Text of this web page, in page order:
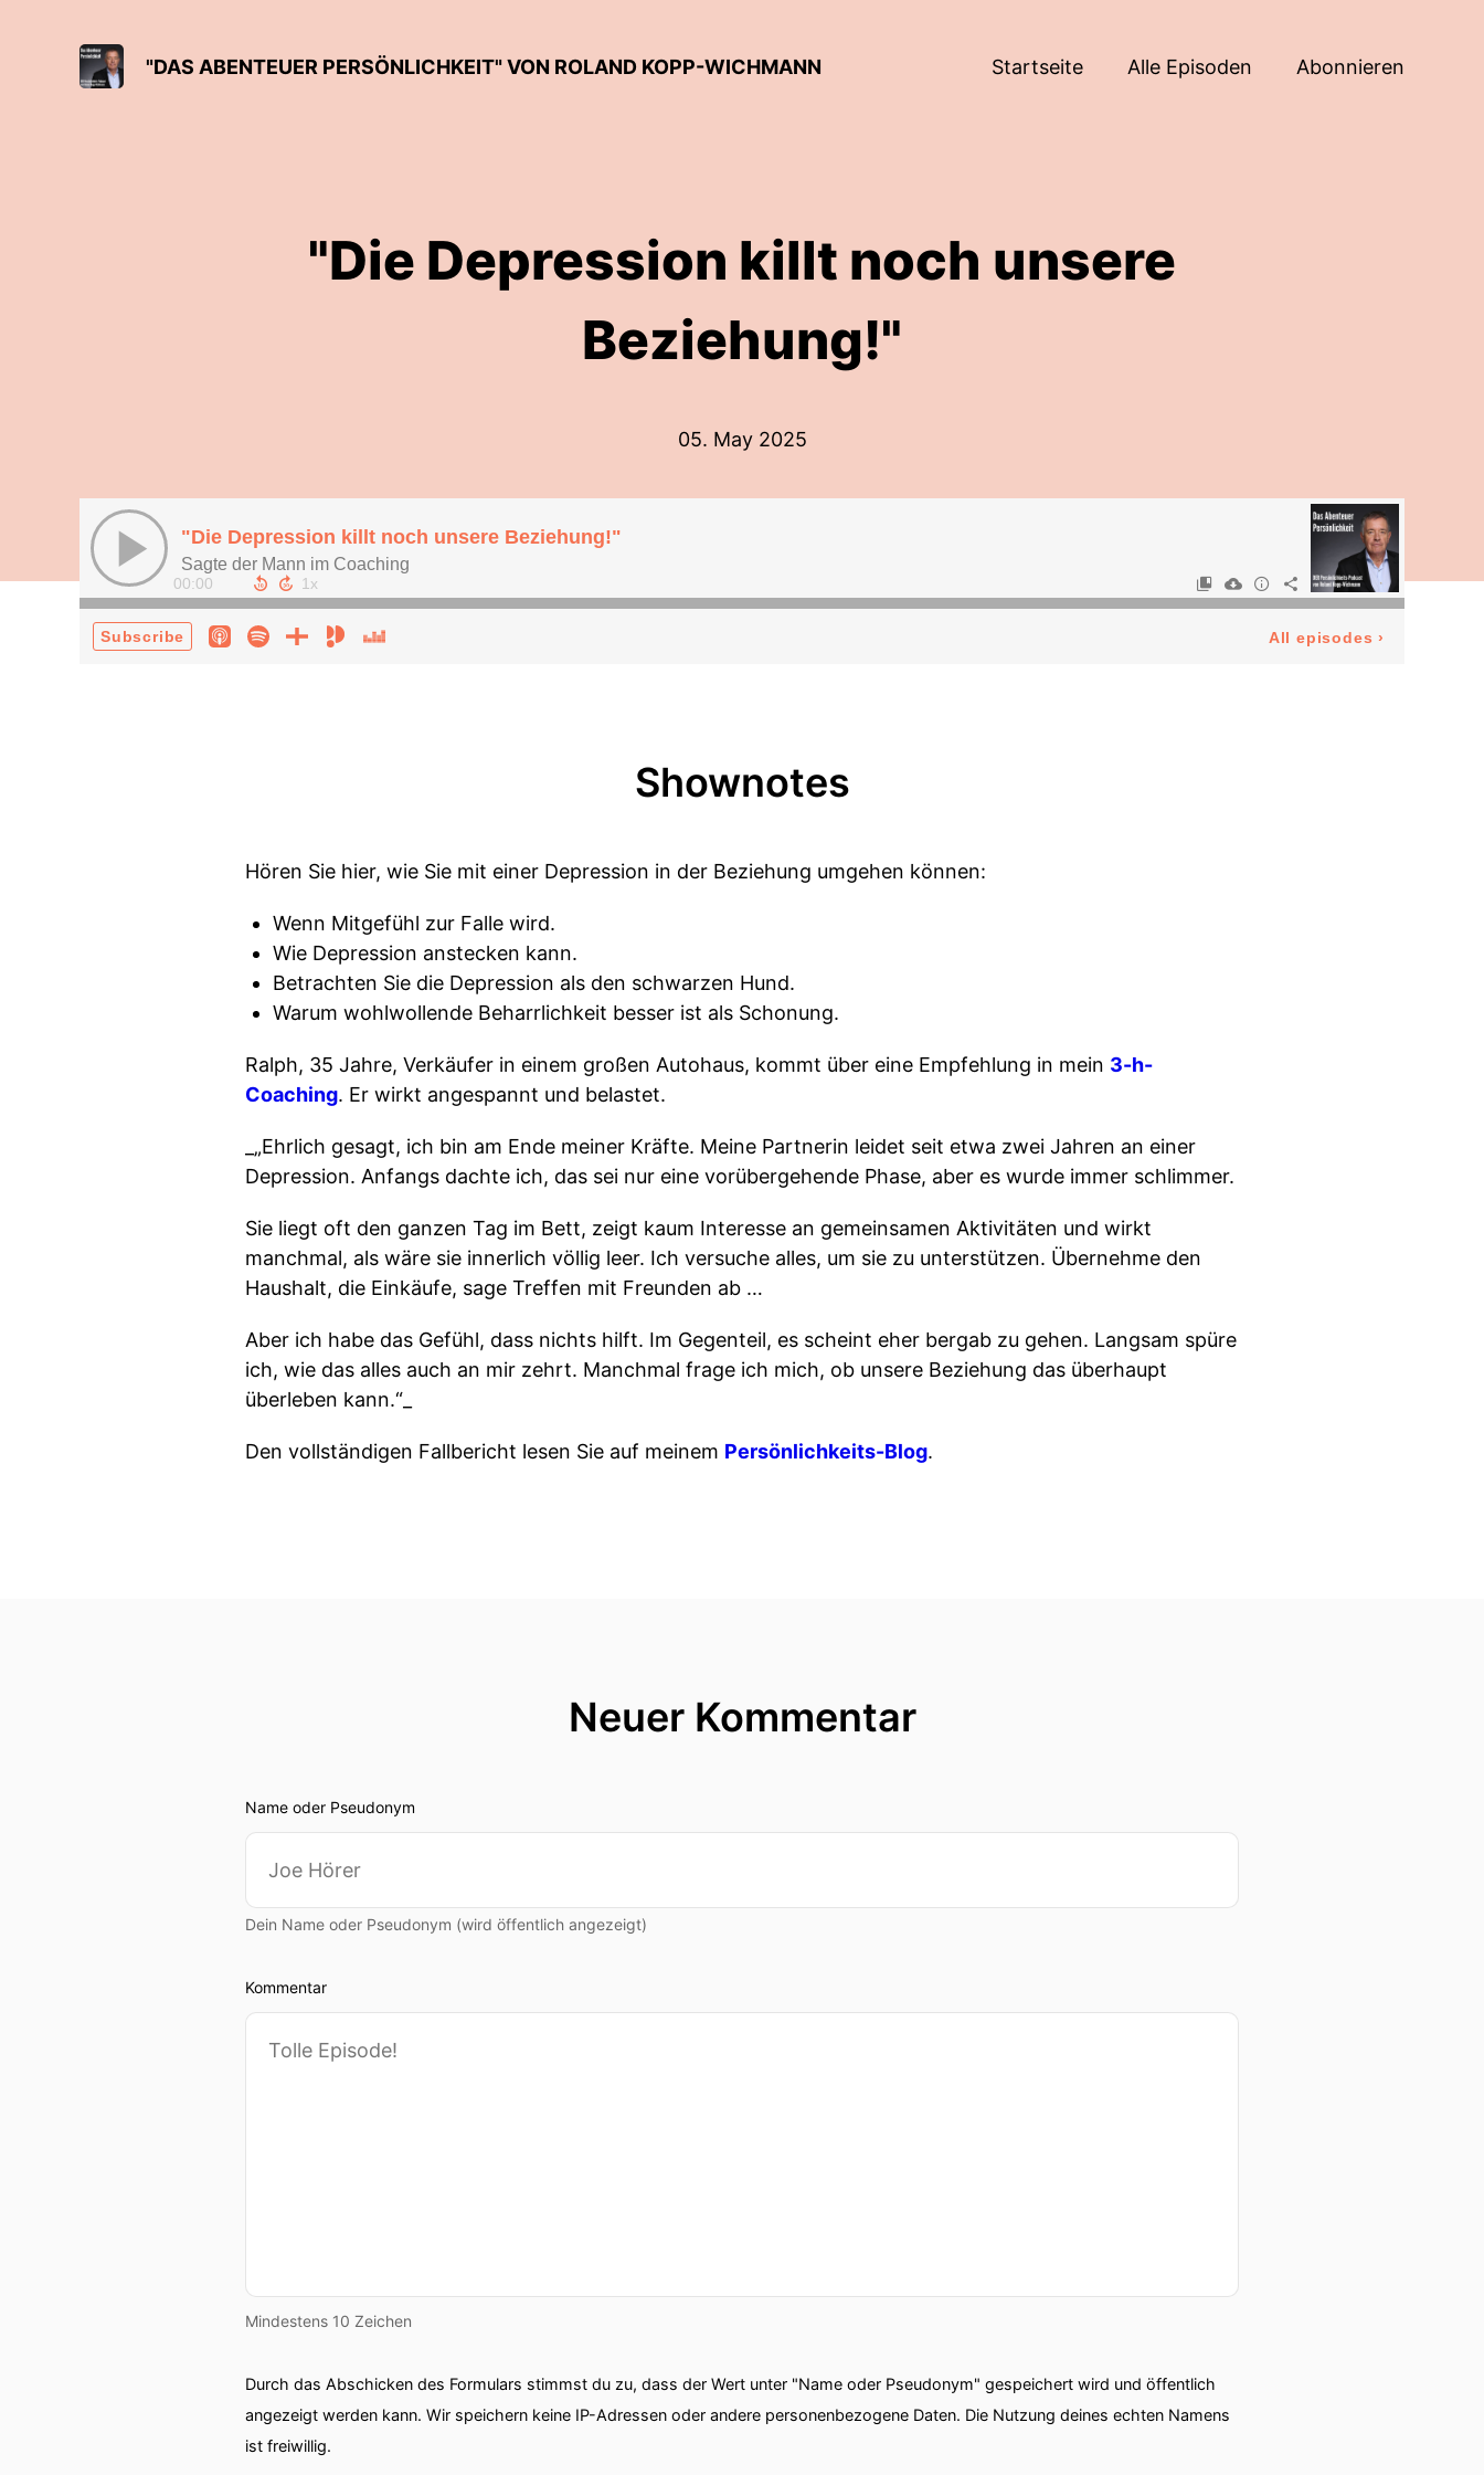
"DAS ABENTEUER PERSÖNLICHKEIT" VON ROLAND KOPP-WICHMANN Startseite Alle Episoden Abonnieren
"Die Depression killt noch unsere
Beziehung!"
05. May 2025
"Die Depression killt noch unsere Beziehung!"
Sagte der Mann im Coaching
00:00
Subscribe All episodes ›
Shownotes
Hören Sie hier, wie Sie mit einer Depression in der Beziehung umgehen können:
Wenn Mitgefühl zur Falle wird.
Wie Depression anstecken kann.
Betrachten Sie die Depression als den schwarzen Hund.
Warum wohlwollende Beharrlichkeit besser ist als Schonung.
Ralph, 35 Jahre, Verkäufer in einem großen Autohaus, kommt über eine Empfehlung in mein 3-h-
Coaching. Er wirkt angespannt und belastet.
_„Ehrlich gesagt, ich bin am Ende meiner Kräfte. Meine Partnerin leidet seit etwa zwei Jahren an einer
Depression. Anfangs dachte ich, das sei nur eine vorübergehende Phase, aber es wurde immer schlimmer.
Sie liegt oft den ganzen Tag im Bett, zeigt kaum Interesse an gemeinsamen Aktivitäten und wirkt
manchmal, als wäre sie innerlich völlig leer. Ich versuche alles, um sie zu unterstützen. Übernehme den
Haushalt, die Einkäufe, sage Treffen mit Freunden ab …
Aber ich habe das Gefühl, dass nichts hilft. Im Gegenteil, es scheint eher bergab zu gehen. Langsam spüre
ich, wie das alles auch an mir zehrt. Manchmal frage ich mich, ob unsere Beziehung das überhaupt
überleben kann.“_
Den vollständigen Fallbericht lesen Sie auf meinem Persönlichkeits-Blog.
Neuer Kommentar
Name oder Pseudonym
Dein Name oder Pseudonym (wird öffentlich angezeigt)
Kommentar
Mindestens 10 Zeichen
Durch das Abschicken des Formulars stimmst du zu, dass der Wert unter "Name oder Pseudonym" gespeichert wird und öffentlich
angezeigt werden kann. Wir speichern keine IP-Adressen oder andere personenbezogene Daten. Die Nutzung deines echten Namens
ist freiwillig.